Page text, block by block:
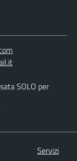
SOLO per
Servizi